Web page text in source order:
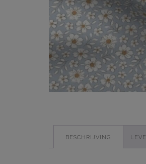
BESCHRIJVING